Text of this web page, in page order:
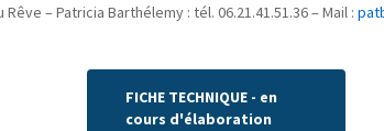
– Patricia Barthélemy : tél. 06.21.41.51.36 – Mail :
FICHE TECHNIQUE - en
cours d'élaboration